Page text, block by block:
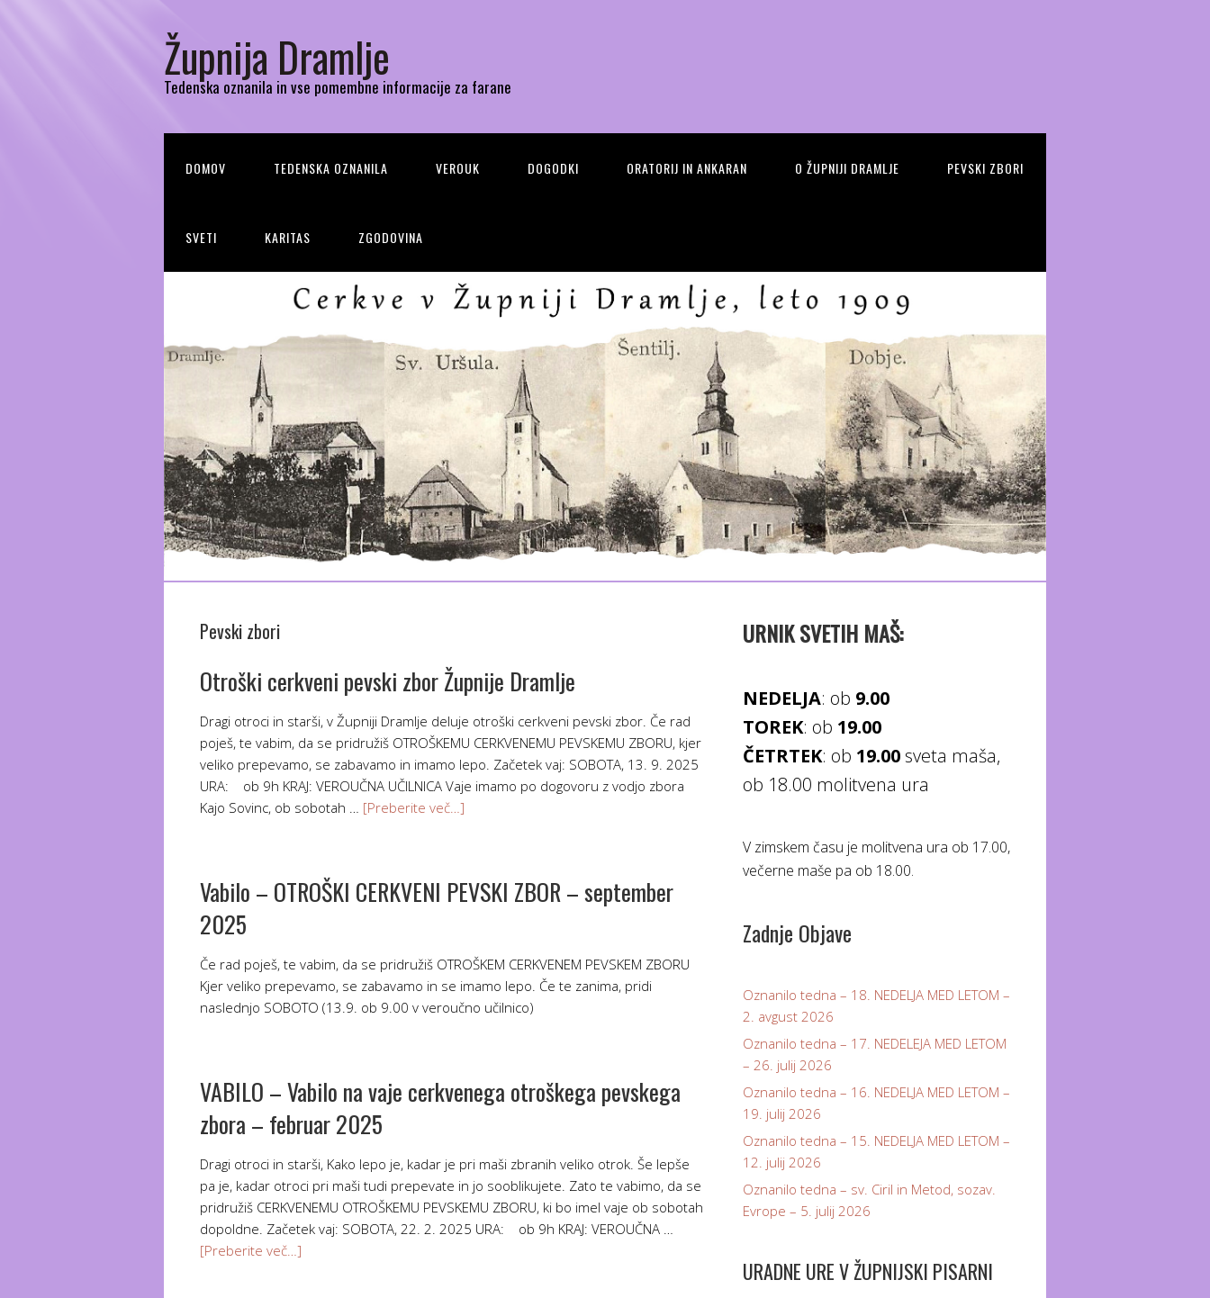
Župnija Dramlje
Tedenska oznanila in vse pomembne informacije za farane
DOMOV TEDENSKA OZNANILA VEROUK DOGODKI ORATORIJ IN ANKARAN O ŽUPNIJI DRAMLJE PEVSKI ZBORI
SVETI KARITAS ZGODOVINA
Pevski zbori
Otroški cerkveni pevski zbor Župnije Dramlje
Dragi otroci in starši, v Župniji Dramlje deluje otroški cerkveni pevski zbor. Če rad
poješ, te vabim, da se pridružiš OTROŠKEMU CERKVENEMU PEVSKEMU ZBORU, kjer
veliko prepevamo, se zabavamo in imamo lepo. Začetek vaj: SOBOTA, 13. 9. 2025
URA: ob 9h KRAJ: VEROUČNA UČILNICA Vaje imamo po dogovoru z vodjo zbora
Kajo Sovinc, ob sobotah … [Preberite več…]
Vabilo – OTROŠKI CERKVENI PEVSKI ZBOR – september
2025
Če rad poješ, te vabim, da se pridružiš OTROŠKEM CERKVENEM PEVSKEM ZBORU
Kjer veliko prepevamo, se zabavamo in se imamo lepo. Če te zanima, pridi
naslednjo SOBOTO (13.9. ob 9.00 v veroučno učilnico)
VABILO – Vabilo na vaje cerkvenega otroškega pevskega
zbora – februar 2025
Dragi otroci in starši, Kako lepo je, kadar je pri maši zbranih veliko otrok. Še lepše
pa je, kadar otroci pri maši tudi prepevate in jo sooblikujete. Zato te vabimo, da se
pridružiš CERKVENEMU OTROŠKEMU PEVSKEMU ZBORU, ki bo imel vaje ob sobotah
dopoldne. Začetek vaj: SOBOTA, 22. 2. 2025 URA: ob 9h KRAJ: VEROUČNA …
[Preberite več…]
URNIK SVETIH MAŠ:
NEDELJA: ob 9.00
TOREK: ob 19.00
ČETRTEK: ob 19.00 sveta maša,
ob 18.00 molitvena ura
V zimskem času je molitvena ura ob 17.00,
večerne maše pa ob 18.00.
Zadnje Objave
Oznanilo tedna – 18. NEDELJA MED LETOM –
2. avgust 2026
Oznanilo tedna – 17. NEDELEJA MED LETOM
– 26. julij 2026
Oznanilo tedna – 16. NEDELJA MED LETOM –
19. julij 2026
Oznanilo tedna – 15. NEDELJA MED LETOM –
12. julij 2026
Oznanilo tedna – sv. Ciril in Metod, sozav.
Evrope – 5. julij 2026
URADNE URE V ŽUPNIJSKI PISARNI